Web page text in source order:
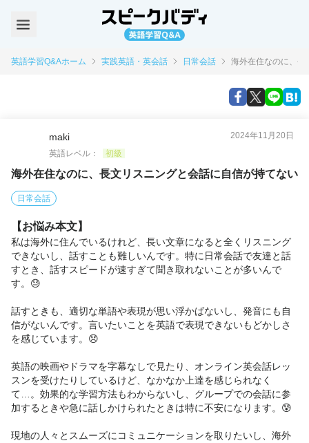
英語学習Q&Aホーム 実践英語・英会話 日常会話 海外在住なのに、長
maki
2024年11月20日
英語レベル：
初級
海外在住なのに、長文リスニングと会話に自信が持てない
日常会話
【お悩み本文】
私は海外に住んでいるけれど、長い文章になると全くリスニング
できないし、話すことも難しいんです。特に日常会話で友達と話
すとき、話すスピードが速すぎて聞き取れないことが多いんで
す。😓
話すときも、適切な単語や表現が思い浮かばないし、発音にも自
信がないんです。言いたいことを英語で表現できないもどかしさ
を感じています。😞
英語の映画やドラマを字幕なしで見たり、オンライン英会話レッ
スンを受けたりしているけど、なかなか上達を感じられなく
て…。効果的な学習方法もわからないし、グループでの会話に参
加するときや急に話しかけられたときは特に不安になります。😰
現地の人々とスムーズにコミュニケーションを取りたいし、海外